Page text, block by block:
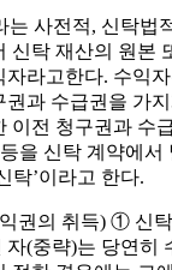
는 사전적, 신탁법
신탁 재산의 원본
자라고한다. 수익
과 수급권을 가
이전 청구권과 수
을 신탁 계약에서
탁’이라고 한다.
권의 취득) ① 신
자(중략)는 당연히